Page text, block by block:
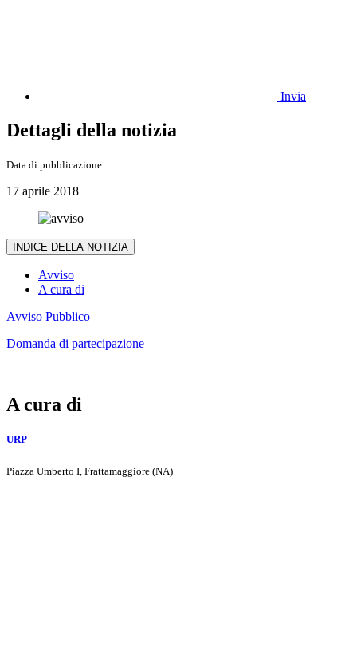
Invia
Dettagli della notizia
Data di pubblicazione
17 aprile 2018
INDICE DELLA NOTIZIA
Avviso
A cura di
Avviso Pubblico
Domanda di partecipazione
A cura di
URP
Piazza Umberto I, Frattamaggiore (NA)